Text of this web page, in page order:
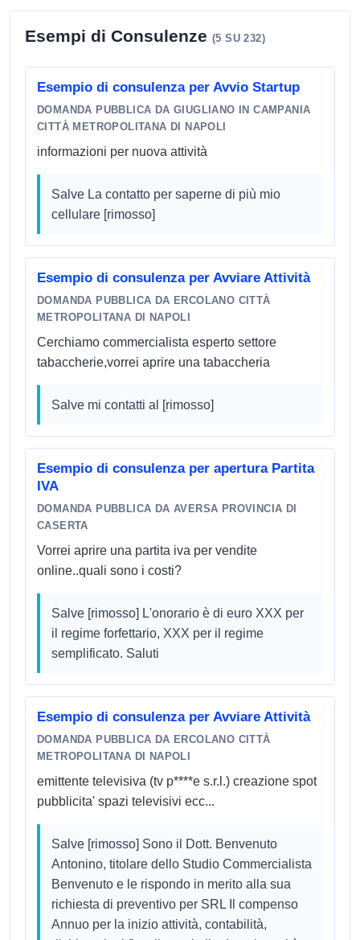
di aziende strutturate. In ambito aziendale ricopre
attualmente un ruolo senior nel team Finance &
Accounting di un'importante società italiana del
settore sanitario digitale, dove si occupa di: -
Predisposizione del bilancio civilistico e
consolidato (principi OIC) - Redazione della Nota
Integrativa e della Relazione sulla Gestione -
Rendiconto finanziario (metodo indiretto e diretto) -
Gestione dei rapporti con il collegio sindacale e la
società di revisione - Adempimenti dichiarativi
(IRES, IRAP, IVA) e relativi controlli - Gestione
ambito professionale assiste privati, professionisti,
ditte individuali e società di capitali, con particolare
IVA in regime forfettario e ordinario - Costituzione e
governance di SRL e SRLS - Bilanci d'esercizio e
nota integrativa secondo i principi OIC -
Consulenza per startup innovative e PMI innovative
- Pianificazione fiscale e consulenza societaria
Combina la solidità delle competenze tecniche con
un approccio pratico e orientato alle reali esigenze
del cliente.
Esempi di Consulenze (5 SU 232)
Esempio di consulenza per Avvio Startup
DOMANDA PUBBLICA DA GIUGLIANO IN CAMPANIA
CITTÀ METROPOLITANA DI NAPOLI
informazioni per nuova attività
Salve La contatto per saperne di più mio
cellulare [rimosso]
Esempio di consulenza per Avviare Attività
DOMANDA PUBBLICA DA ERCOLANO CITTÀ
METROPOLITANA DI NAPOLI
Cerchiamo commercialista esperto settore
tabaccherie,vorrei aprire una tabaccheria
Salve mi contatti al [rimosso]
Esempio di consulenza per apertura Partita
IVA
DOMANDA PUBBLICA DA AVERSA PROVINCIA DI
CASERTA
Vorrei aprire una partita iva per vendite
online..quali sono i costi?
Salve [rimosso] L'onorario è di euro XXX per
il regime forfettario, XXX per il regime
semplificato. Saluti
Esempio di consulenza per Avviare Attività
DOMANDA PUBBLICA DA ERCOLANO CITTÀ
METROPOLITANA DI NAPOLI
emittente televisiva (tv p****e s.r.l.) creazione spot
pubblicita' spazi televisivi ecc...
Salve [rimosso] Sono il Dott. Benvenuto
Antonino, titolare dello Studio Commercialista
Benvenuto e le rispondo in merito alla sua
richiesta di preventivo per SRL Il compenso
Annuo per la inizio attività, contabilità,